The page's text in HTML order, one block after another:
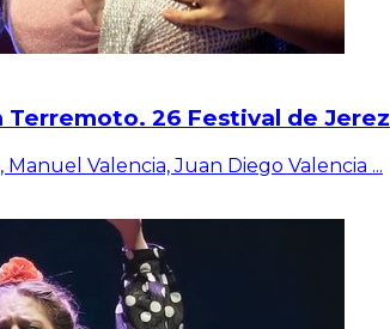
26 Festival de Jerez
Valencia, Juan Diego Valencia ...